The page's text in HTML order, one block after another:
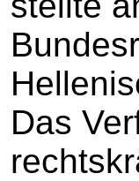
Das